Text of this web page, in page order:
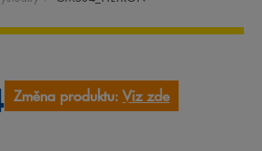
Změna produktu: Viz zde